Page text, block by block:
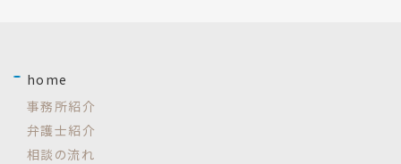
home
事務所紹介
弁護士紹介
相談の流れ